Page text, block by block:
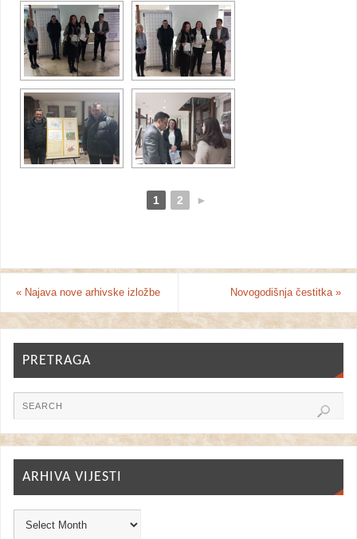
1 2 ►
«Najava nove arhivske izložbe Novogodišnja čestitka»
PRETRAGA
ARHIVA VIJESTI